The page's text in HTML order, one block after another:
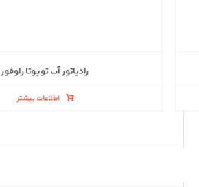
رادیاتور آب تویوتا راوفور
اطلاعات بیشتر